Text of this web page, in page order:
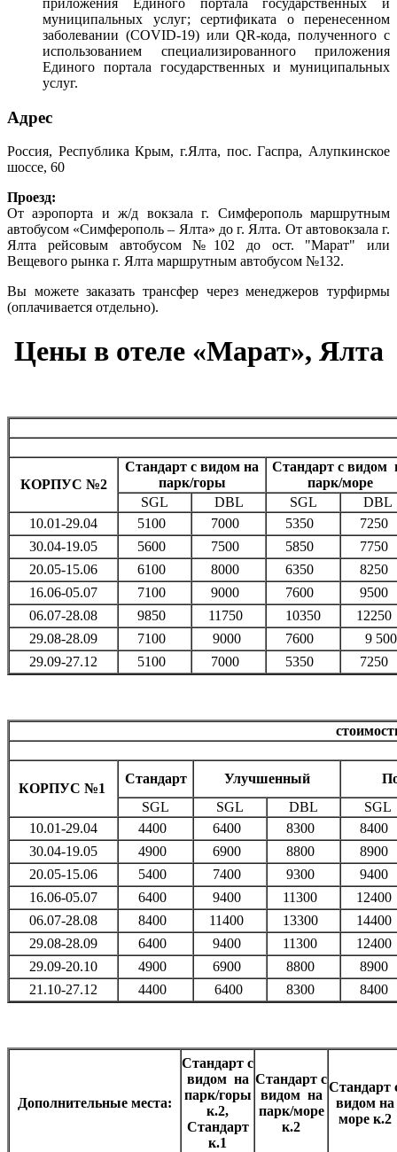
приложения Единого портала государственных и
муниципальных услуг; сертификата о перенесенном
заболевании (COVID-19) или QR-кода, полученного с
использованием специализированного приложения
Единого портала государственных и муниципальных
услуг.
Адрес
Россия, Республика Крым, г.Ялта, пос. Гаспра, Алупкинское
шоссе, 60
Проезд:
От аэропорта и ж/д вокзала г. Симферополь маршрутным
автобусом «Симферополь – Ялта» до г. Ялта. От автовокзала г.
Ялта рейсовым автобусом №102 до ост. "Марат" или
Вещевого рынка г. Ялта маршрутным автобусом №132.
Вы можете заказать трансфер через менеджеров турфирмы
(оплачивается отдельно).
Цены в отеле «Марат», Ялта
КОРПУС №2
Стандарт с видом на
парк/горы
Стандарт с видом
парк/море
SGL
DBL SGL
DBL
10.01-29.04
5100 7000 5350
7250
30.04-19.05
5600 7500 5850
7750
20.05-15.06
6100 8000 6350
8250
16.06-05.07
7100 9000 7600
9500
06.07-28.08
9850 11750 10350
29.08-28.09
7100 9000 7600
9
29.09-27.12
5100 7000 5350 7250
КОРПУС №1
Стандарт Улучшенный
SGL
SGL DBL
SGL
10.01-29.04
4400 6400 8300
8400
30.04-19.05
4900 6900 8800
8900
20.05-15.06
5400 7400 9300
9400
16.06-05.07
6400 9400 11300
06.07-28.08
8400 11400 13300
29.08-28.09
6400 9400 11300
29.09-20.10
4900 6900 8800
8900
21.10-27.12
4400 6400 8300 8400
Дополнительные места:
Стандарт с
видом на
парк/горы
к.2,
Стандарт
к.1
Стандарт с
видом на
парк/море
к.2
Стандарт
видом на
море к.2